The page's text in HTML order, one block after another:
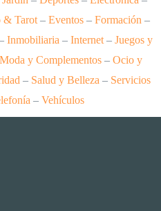
& Tarot– Eventos– Formación –
Inmobiliaria – Internet– Juegos y
Moda y Complementos – Ocio y
– Salud y Belleza – Servicios
– Vehículos